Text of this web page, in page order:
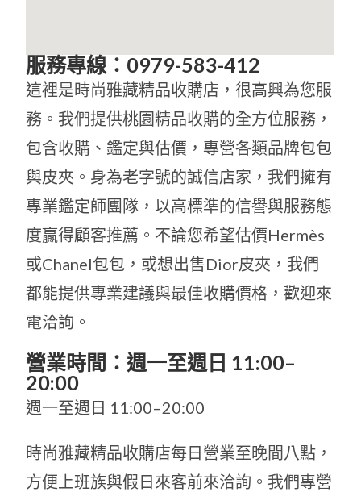
服務專線：0979-583-412
這裡是時尚雅藏精品收購店，很高興為您服
務。我們提供桃園精品收購的全方位服務，
包含收購、鑑定與估價，專營各類品牌包包
與皮夾。身為老字號的誠信店家，我們擁有
專業鑑定師團隊，以高標準的信譽與服務態
度贏得顧客推薦。不論您希望估價Hermès
或Chanel包包，或想出售Dior皮夾，我們
都能提供專業建議與最佳收購價格，歡迎來
電洽詢。
營業時間：週一至週日 11:00–
20:00
週一至週日 11:00–20:00
時尚雅藏精品收購店每日營業至晚間八點，
方便上班族與假日來客前來洽詢。我們專營